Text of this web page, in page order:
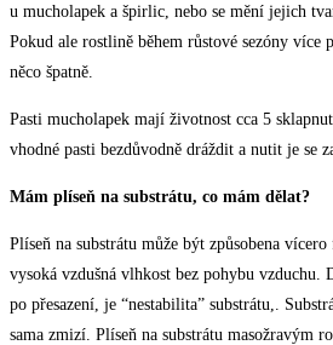
u mucholapek a špirlic, nebo se mění jejich
Pokud ale rostlině během růstové sezóny více
něco špatně.
Pasti mucholapek mají životnost cca 5
vhodné pasti bezdůvodně dráždit a nutit je se
Mám plíseň na substrátu, co mám dělat?
Plíseň na substrátu může být způsobena
vysoká vzdušná vlhkost bez pohybu vzduchu.
po přesazení, je “nestabilita” substrátu,.
sama zmizí. Plíseň na substrátu masožravým